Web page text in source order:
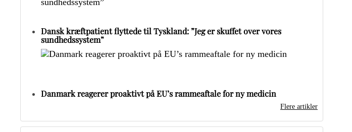
Dansk kræftpatient flyttede til Tyskland: ”Jeg er skuffet over vores
sundhedssystem”
Danmark reagerer proaktivt på EU’s rammeaftale for ny medicin
Flere artikler